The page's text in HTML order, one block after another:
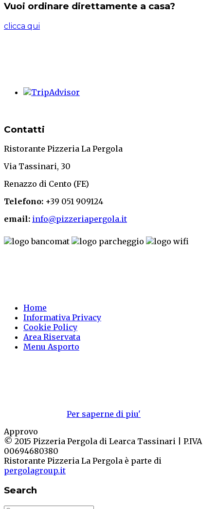
Vuoi ordinare direttamente a casa?
clicca qui
Contatti
Ristorante Pizzeria La Pergola
Via Tassinari, 30
Renazzo di Cento (FE)
Telefono: +39 051 909124
email: info@pizzeriapergola.it
Home
Informativa Privacy
Cookie Policy
Area Riservata
Menu Asporto
Per saperne di piu'
Approvo
© 2015 Pizzeria Pergola di Learca Tassinari | P.IVA
00694680380
Ristorante Pizzeria La Pergola è parte di
pergolagroup.it
Search